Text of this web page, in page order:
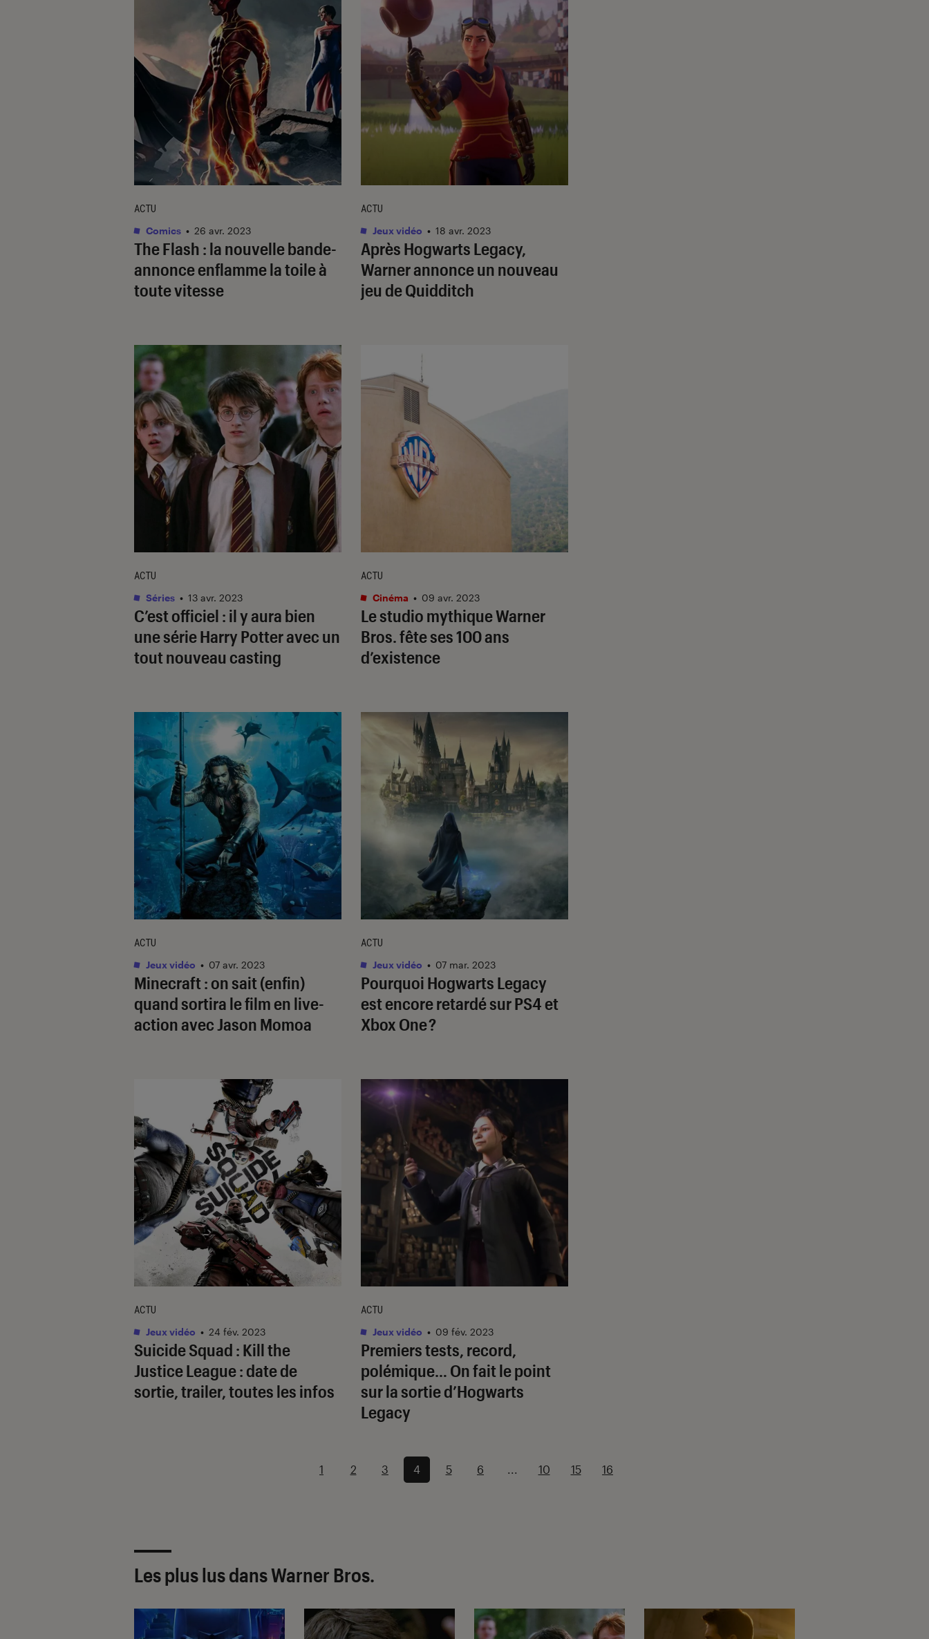
The Flash : la nouvelle bande-
annonce enflamme la toile à
toute vitesse
ACTU
Comics • 26 avr. 2023
Après Hogwarts Legacy,
Warner annonce un nouveau
jeu de Quidditch
ACTU
Jeux vidéo • 18 avr. 2023
C’est officiel : il y aura bien
une sérieHarry Potteravec un
tout nouveau casting
ACTU
Séries • 13 avr. 2023
Le studio mythique Warner
Bros. fête ses 100 ans
d’existence
ACTU
Cinéma • 09 avr. 2023
Minecraft : on sait (enfin)
quand sortira le film en live-
action avec Jason Momoa
ACTU
Jeux vidéo • 07 avr. 2023
Pourquoi Hogwarts Legacy
est encore retardé sur PS4 et
Xbox One ?
ACTU
Jeux vidéo • 07 mar. 2023
Suicide Squad : Kill the
Justice League : date de
sortie, trailer, toutes les infos
ACTU
Jeux vidéo • 24 fév. 2023
Premiers tests, record,
polémique… On fait le point
sur la sortie d’Hogwarts
Legacy
ACTU
Jeux vidéo • 09 fév. 2023
1 2 3 4 5 6 ... 10 15 16
Les plus lus dans Warner Bros.